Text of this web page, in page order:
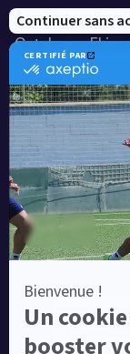
Notre savoir-
Catalogue
Catalogue
Blog
Une société de :